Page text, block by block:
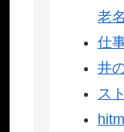
老名
仕
井
ス